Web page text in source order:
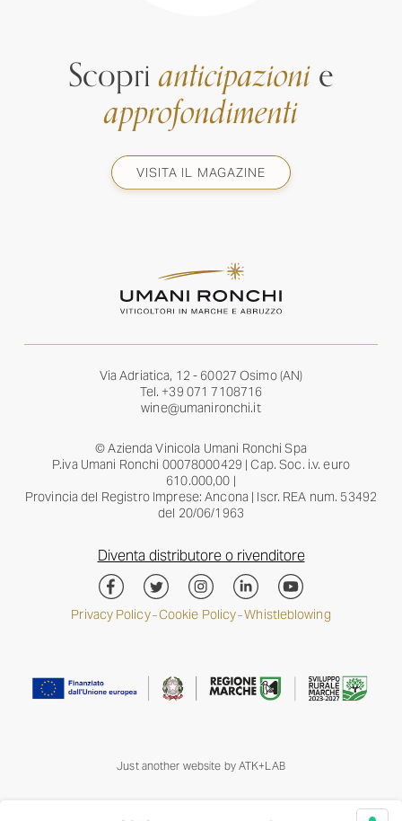
Scoprianticipazionie
approfondimenti
VISITA IL MAGAZINE
Via Adriatica, 12 - 60027 Osimo (AN)
Tel. +39 071 7108716
wine@umanironchi.it
© Azienda Vinicola Umani Ronchi Spa
P.iva Umani Ronchi 00078000429 | Cap. Soc. i.v. euro
610.000,00 |
Provincia del Registro Imprese: Ancona | Iscr. REA num. 53492
del 20/06/1963
Diventa distributore o rivenditore
Privacy Policy–Cookie Policy–Whistleblowing
Just another website by ATK+LAB